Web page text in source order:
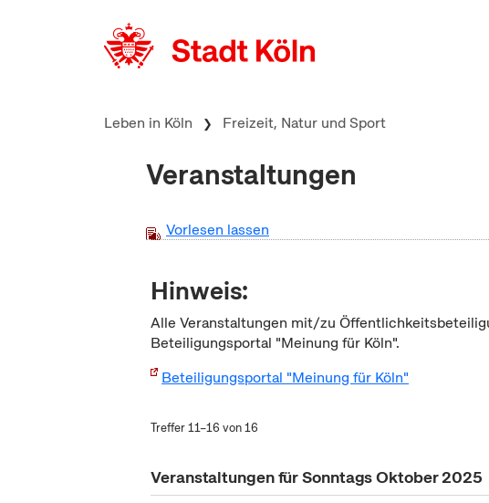
Leben in Köln Freizeit, Natur und Sport
Veranstaltungen
Vorlesen lassen
Hinweis:
Alle Veranstaltungen mit/zu
Beteiligungsportal "Meinung für Köln".
Beteiligungsportal "Meinung für Köln"
Treffer 11–16 von 16
Veranstaltungen für Sonntags Oktober 2025